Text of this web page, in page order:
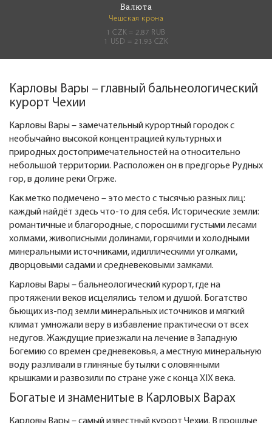
Валюта
Чешская крона
1 CZK = 2.87 RUB
1 USD = 21.93 CZK
Карловы Вары – главный бальнеологический
курорт Чехии
Карловы Вары – замечательный курортный городок с
необычайно высокой концентрацией культурных и
природных достопримечательностей на относительно
небольшой территории. Расположен он в предгорье Рудных
гор, в долине реки Огрже.
Как метко подмечено – это место с тысячью разных лиц:
каждый найдёт здесь что-то для себя. Исторические земли:
романтичные и благородные, с поросшими густыми лесами
холмами, живописными долинами, горячими и холодными
минеральными источниками, идиллическими уголками,
дворцовыми садами и средневековыми замками.
Карловы Вары – бальнеологический курорт, где на
протяжении веков исцелялись телом и душой. Богатство
бьющих из-под земли минеральных источников и мягкий
климат умножали веру в избавление практически от всех
недугов. Жаждущие приезжали на лечение в Западную
Богемию со времен средневековья, а местную минеральную
воду разливали в глиняные бутылки с оловянными
крышками и развозили по стране уже с конца XIX века.
Богатые и знаменитые в Карловых Варах